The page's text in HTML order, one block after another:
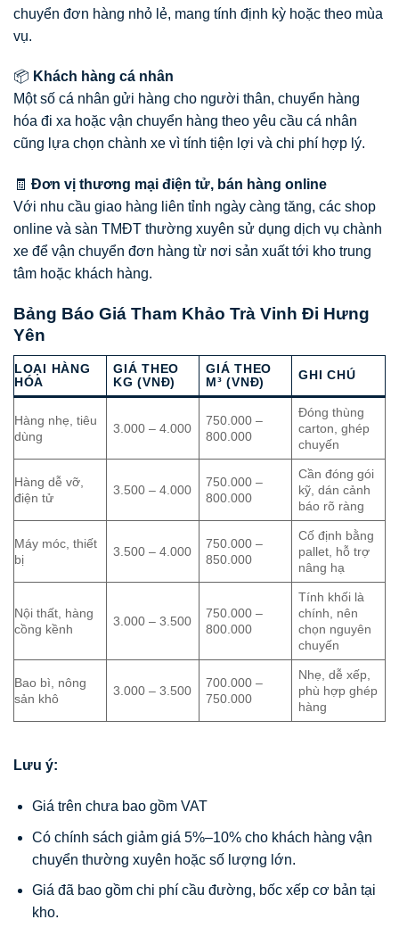
chuyển đơn hàng nhỏ lẻ, mang tính định kỳ hoặc theo mùa
vụ.
📦 Khách hàng cá nhân
Một số cá nhân gửi hàng cho người thân, chuyển hàng
hóa đi xa hoặc vận chuyển hàng theo yêu cầu cá nhân
cũng lựa chọn chành xe vì tính tiện lợi và chi phí hợp lý.
🧾 Đơn vị thương mại điện tử, bán hàng online
Với nhu cầu giao hàng liên tỉnh ngày càng tăng, các shop
online và sàn TMĐT thường xuyên sử dụng dịch vụ chành
xe để vận chuyển đơn hàng từ nơi sản xuất tới kho trung
tâm hoặc khách hàng.
Bảng Báo Giá Tham Khảo Trà Vinh Đi Hưng
Yên
LOẠI HÀNG
HÓA
GIÁ THEO
KG (VNĐ)
GIÁ THEO
M³ (VNĐ)
GHI CHÚ
Hàng nhẹ, tiêu
dùng
3.000 – 4.000
750.000 –
800.000
Đóng thùng
carton, ghép
chuyến
Hàng dễ vỡ,
điện tử
3.500 – 4.000
750.000 –
800.000
Cần đóng gói
kỹ, dán cảnh
báo rõ ràng
Máy móc, thiết
bị
3.500 – 4.000
750.000 –
850.000
Cố định bằng
pallet, hỗ trợ
nâng hạ
Nội thất, hàng
cồng kềnh
3.000 – 3.500
750.000 –
800.000
Tính khối là
chính, nên
chọn nguyên
chuyến
Bao bì, nông
sản khô
3.000 – 3.500
700.000 –
750.000
Nhẹ, dễ xếp,
phù hợp ghép
hàng
Lưu ý:
Giá trên chưa bao gồm VAT
Có chính sách giảm giá 5%–10% cho khách hàng vận
chuyển thường xuyên hoặc số lượng lớn.
Giá đã bao gồm chi phí cầu đường, bốc xếp cơ bản tại
kho.